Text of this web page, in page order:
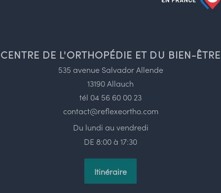
CENTRE DE L'ORTHOPÉDIE ET DU BIEN-ÊTRE
535 avenue Salvador Allende
13190 Allauch
tél 04 56 60 00 23
contact@reflexeortho.com
Du lundi au vendredi
DE 8:00 à 17:30
Itinéraire